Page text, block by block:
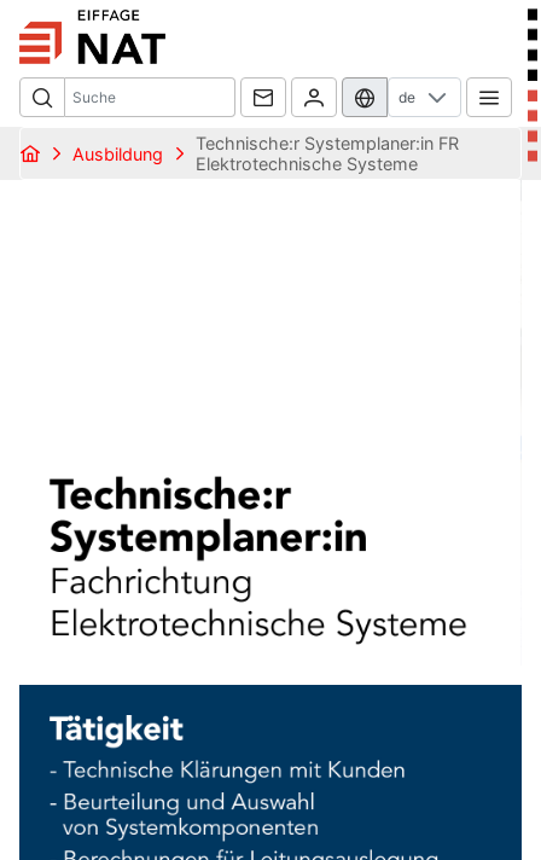
de
Ausbildung
Technische:r Systemplaner:in FR
Elektrotechnische Systeme